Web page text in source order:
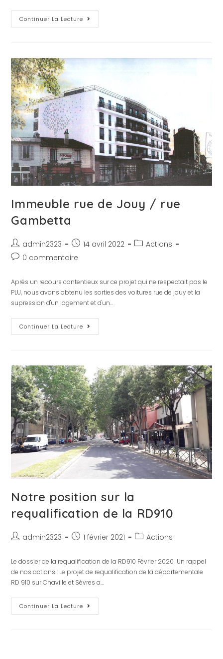
Continuer La Lecture
Immeuble rue de Jouy / rue
Gambetta
admin2323 14 avril 2022
Actions
0 commentaire
Aprés un recours contentieux sur ce projet qui ne respectait pas le
PLU, nous avons obtenu les sorties des voitures rue de jouy et la
supression d'un logement et d'un…
Continuer La Lecture
Notre position sur la
requalification de la RD910
admin2323 1 février 2021 Actions
Le dossier de la requalification de la RD910 Février 2020 Un rappel
de nos actions : Le projet de requalification de la départementale
RD 910 sur Chaville et Sèvres a…
Continuer La Lecture